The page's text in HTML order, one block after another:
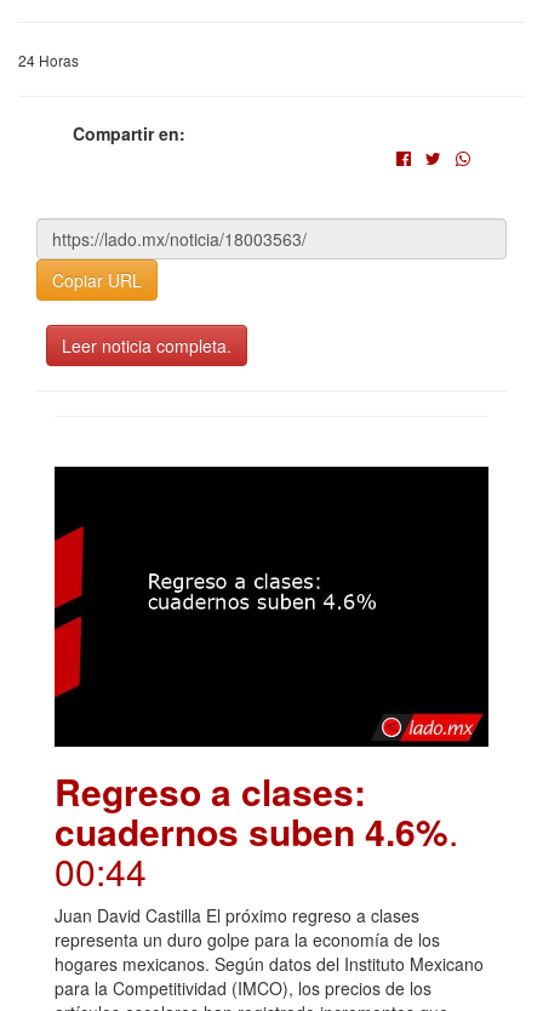
24 Horas
Compartir en:
Copiar URL
Leer noticia completa.
Regreso a clases:
cuadernos suben 4.6%.
00:44
Juan David Castilla El próximo regreso a clases
representa un duro golpe para la economía de los
hogares mexicanos. Según datos del Instituto Mexicano
para la Competitividad (IMCO), los precios de los